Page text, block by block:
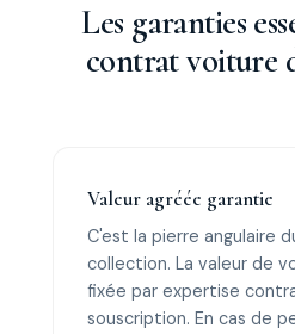
Les garanties
contrat voiture
Valeur agréée garantie
C'est la pierre angulaire
collection. La valeur de
fixée par expertise
souscription. En cas de